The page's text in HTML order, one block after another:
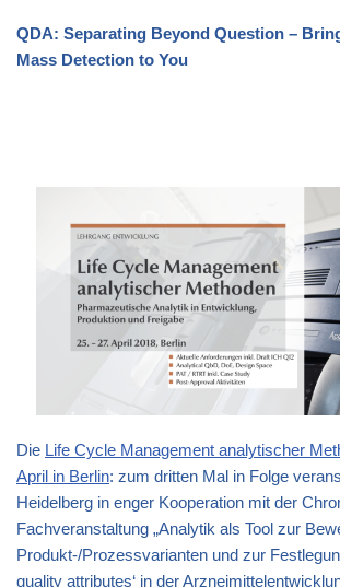
QDA: Separating Beyond Question –
Mass Detection to You
Die Life Cycle Management analytischer
April in Berlin: zum dritten Mal in Folge
Heidelberg in enger Kooperation mit der
Fachveranstaltung „Analytik als Tool zur
Produkt-/Prozessvarianten und zur
quality attributes‘ in der